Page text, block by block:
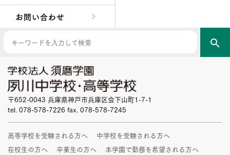
お問い合わせ
search
〒652-0043 兵庫県神戸市兵庫区会下山町1-7-1
tel. 078-578-7226 fax. 078-578-7245
高等学校を受験される方へ
中学校を受験される方へ
在校生の方へ
卒業生の方へ
本学園で勤務を希望される方へ